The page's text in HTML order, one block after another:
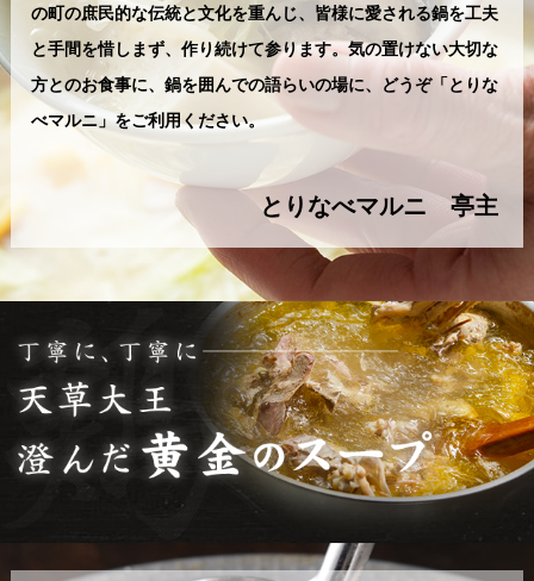
の町の庶民的な伝統と文化を重んじ、皆様に愛される鍋を工夫
と手間を惜しまず、作り続けて参ります。気の置けない大切な
方とのお食事に、鍋を囲んでの語らいの場に、どうぞ「とりな
べマルニ」をご利用ください。
とりなべマルニ 亭主